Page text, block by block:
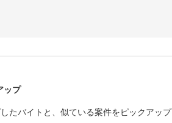
ップ
たバイトと、似ている案件をピックアップ